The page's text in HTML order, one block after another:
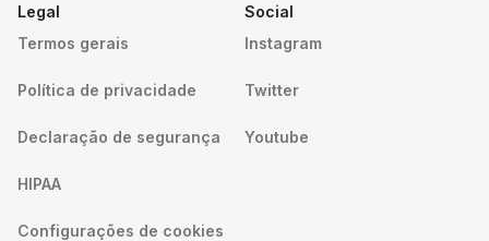
Legal
Termos gerais
Política de privacidade
Declaração de segurança
HIPAA
Configurações de cookies
Social
Instagram
Twitter
Youtube